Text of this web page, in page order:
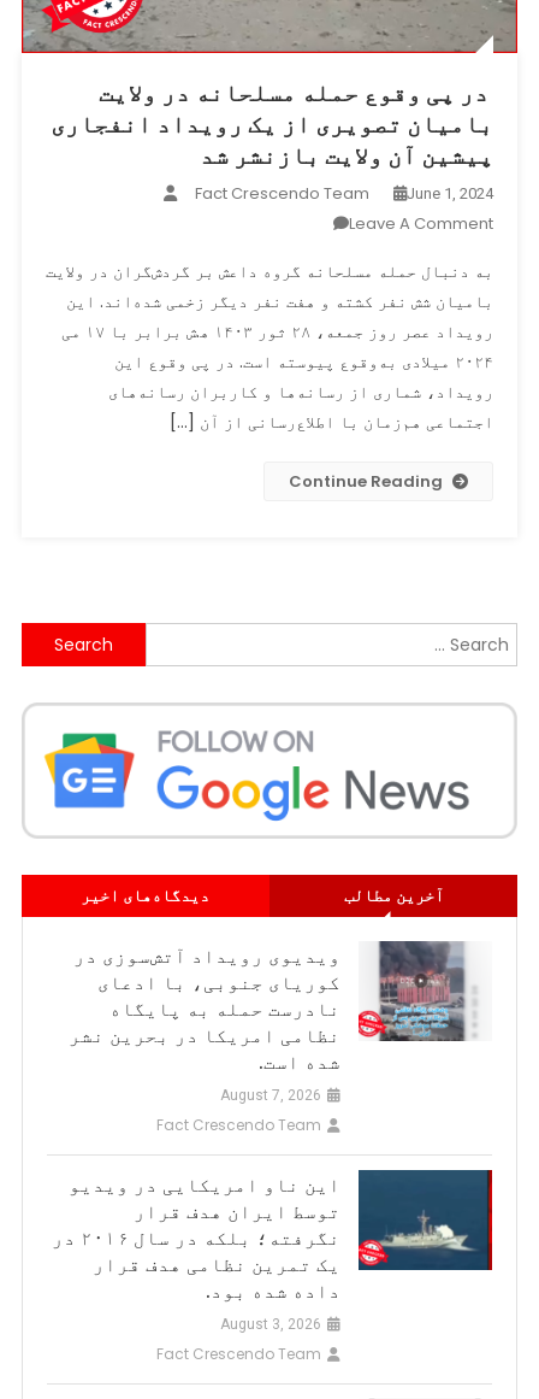
در پی وقوع حمله مسلحانه در ولایت
بامیان تصویری از یک رویداد انفجاری
پیشین آن ولایت بازنشر شد
June 1, 2024
Fact Crescendo Team
Leave A Comment
پی
وقوع
حمله
مسلحانه
در
ولایت
تصویری
ولایت
به دنبال حمله مسلحانه گروه داعش بر گردش‌گران در ولایت
بامیان شش نفر کشته و هفت نفر دیگر زخمی شده‌اند. این
رویداد عصر روز جمعه، ۲۸ ثور ۱۴۰۳ ه‍.ش برابر با ۱۷ می
۲۰۲۴ میلادی به‌وقوع پیوسته است. در پی وقوع این
رویداد، شماری از رسانه‌ها و کاربران رسانه‌های
اجتماعی هم‌زمان با اطلاع‌رسانی از آن […]
Continue Reading
Search
for:
آخرین مطالب دیدگاه‌های اخیر
ویدیوی رویداد آتش‌سوزی در
کوریای جنوبی، با ادعای
نادرست حمله به پایگاه
نظامی امریکا در بحرین نشر
شده است.
August 7, 2026
Fact Crescendo Team
این ناو امریکایی در ویدیو
توسط ایران هدف قرار
نگرفته؛ بلکه در سال ۲۰۱۶ در
یک تمرین نظامی هدف قرار
داده شده بود.
August 3, 2026
Fact Crescendo Team